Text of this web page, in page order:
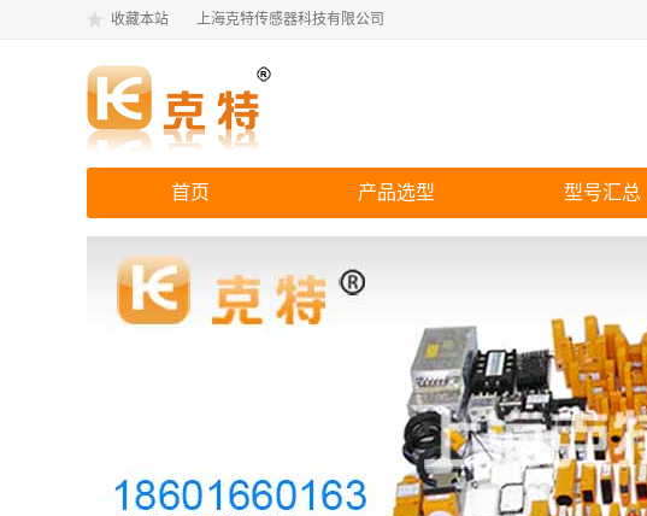
收藏本站 上海克特传感器科技有限公司
首页 产品选型 型号汇总